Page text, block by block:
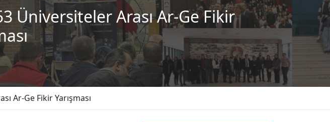
Üniversiteler Arası Ar-Ge Fikir
Ar-Ge Fikir Yarışması